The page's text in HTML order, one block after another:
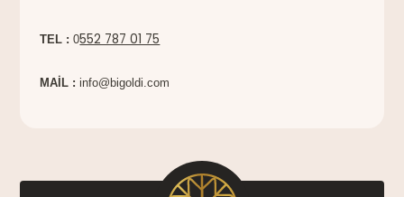
TEL : 0552 787 01 75
MAİL :info@bigoldi.com